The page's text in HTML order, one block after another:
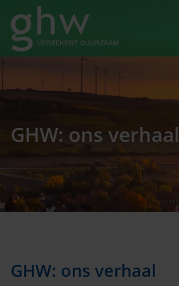
GHW: ons verhaal
GHW: ons verhaal